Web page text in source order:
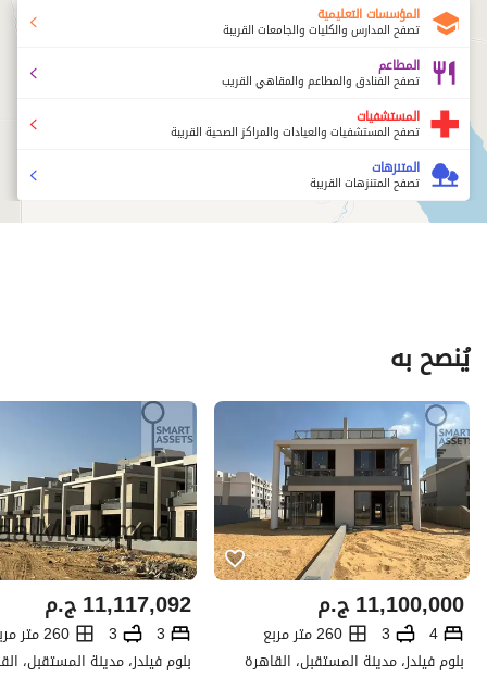
المؤسسات التعليمية
تصفح المدارس والكليات والجامعات القريبة
المطاعم
تصفح الفنادق والمطاعم والمقاهي القريب
المستشفيات
تصفح المستشفيات والعيادات والمراكز الصحية القريبة
المتنزهات
تصفح المتنزهات القريبة
يُنصح به
ج.م11,100,000
4
3
260 متر مربع
بلوم فيلدز، مدينة المستقبل، القاهرة
ج.م11,117,092
3
3
260 متر مربع
بلوم فيلدز، مدينة المستقبل،